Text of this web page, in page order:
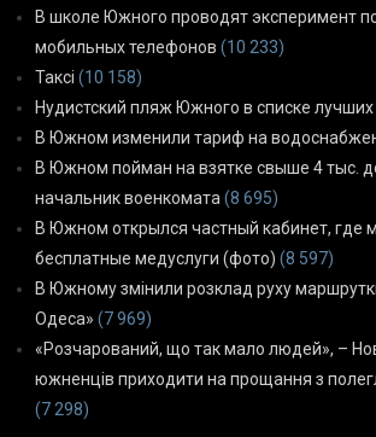
В школе Южного проводят эксперимент
мобильных телефонов (10 233)
Таксі (10 158)
Нудистский пляж Южного в списке лучших
В Южном изменили тариф на
В Южном пойман на взятке свыше 4 тыс.
начальник военкомата (8 695)
В Южном открылся частный кабинет, где
бесплатные медуслуги (фото) (8 597)
В Южному змінили розклад руху
Одеса» (7 969)
«Розчарований, що так мало людей», –
южненців приходити на прощання з
(7 298)